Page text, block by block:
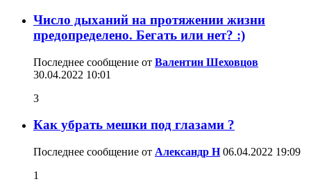
Число дыханий на протяжении жизни
предопределено. Бегать или нет? :)
Последнее сообщение от Валентин Шеховцов
30.04.2022 10:01
3
Как убрать мешки под глазами ?
Последнее сообщение от Александр Н06.04.2022 19:09
1